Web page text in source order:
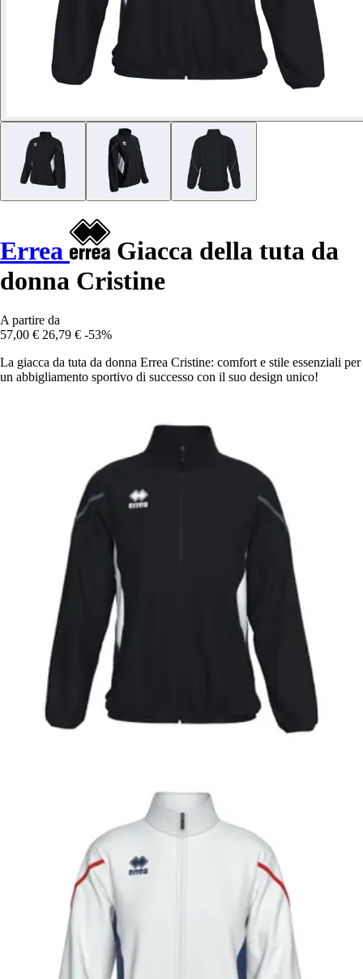
Errea
Giacca della tuta da
donna Cristine
A partire da
57,00 € 26,79 € -53%
La giacca da tuta da donna Errea Cristine: comfort e stile essenziali per
un abbigliamento sportivo di successo con il suo design unico!